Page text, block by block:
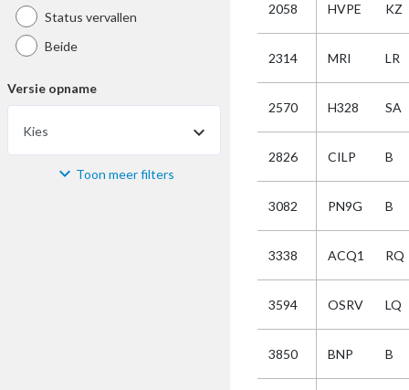
Status vervallen
Beide
Versie opname
Kies
Materiaal Toon meer filters
2058 HVPE KZ
2314 MRI LR
2570 H328 SA
2826 CILP B
3082 PN9G B
3338 ACQ1 RQ
3594 OSRV LQ
3850 BNP B